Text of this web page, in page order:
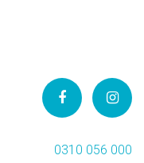
0310 056 000